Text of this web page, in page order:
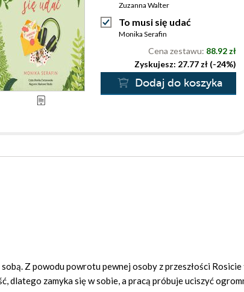
Zuzanna Walter
To musi się udać
Monika Serafin
Cena zestawu: 88.92 zł
Zyskujesz: 27.77 zł (-24%)
Dodaj do koszyka
Z powodu powrotu pewnej osoby z przeszłości
dlatego zamyka się w sobie, a pracą próbuje uciszyć